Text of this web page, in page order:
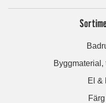
Byggmaterial,
El &